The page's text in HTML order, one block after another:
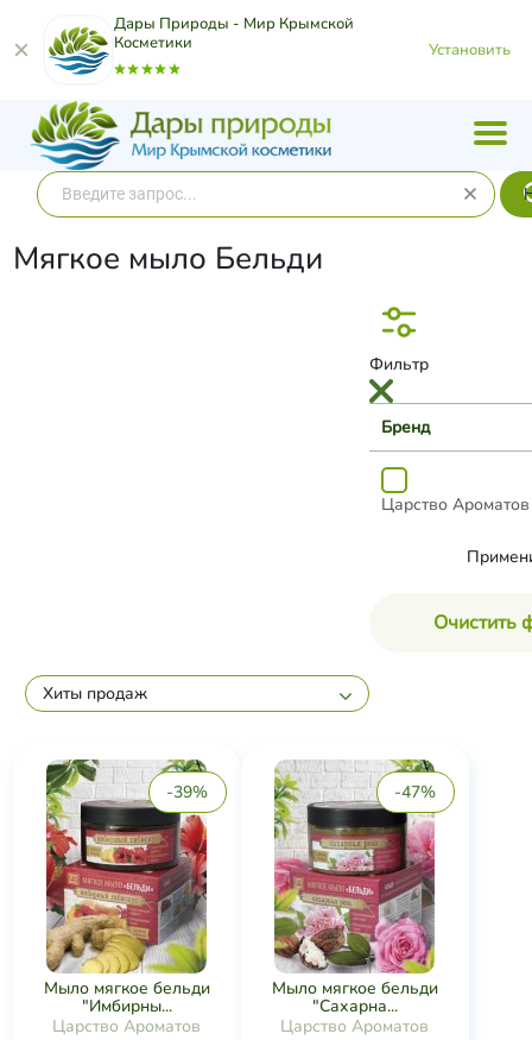
Дары Природы - Мир Крымской
Косметики
Установить
Мягкое мыло Бельди
Хиты продаж
Фильтр
Бренд
Царство Ароматов
Очистить
-39%
Мыло мягкое бельди
"Имбирны...
Царство Ароматов
-47%
Мыло мягкое бельди
"Сахарна...
Царство Ароматов